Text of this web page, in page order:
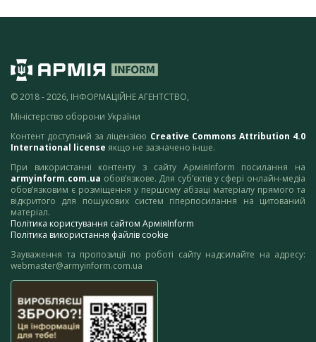
© 2018 - 2026, ІНФОРМАЦІЙНЕ АГЕНТСТВО,
Міністерство оборони України
Контент доступний за ліцензією Creative Commons Attribution 4.0
International license якщо не зазначено інше.
При використанні контенту з сайту АрміяInform посилання на
armyinform.com.ua обов’язкове. Для суб’єктів у сфері онлайн-медіа
обов’язковим є розміщення у першому абзаці матеріалу прямого та
відкритого для пошукових систем гіперпосилання на цитований
матеріал.
Політика користування сайтом АрміяInform
Політика використання файлів cookie
Зауваження та пропозиції по роботі сайту надсилайте на адресу:
webmaster@armyinform.com.ua